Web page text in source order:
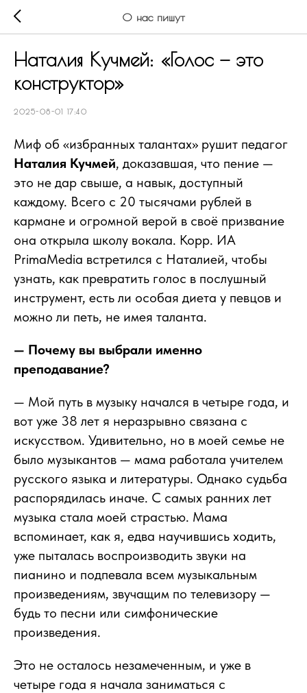
О нас пишут
Наталия Кучмей: «Голос — это
конструктор»
2025-08-01 17:40
Миф об «избранных талантах» рушит педагог
Наталия Кучмей, доказавшая, что пение —
это не дар свыше, а навык, доступный
каждому. Всего с 20 тысячами рублей в
кармане и огромной верой в своё призвание
она открыла школу вокала. Корр. ИА
PrimaMedia встретился с Наталией, чтобы
узнать, как превратить голос в послушный
инструмент, есть ли особая диета у певцов и
можно ли петь, не имея таланта.
— Почему вы выбрали именно
преподавание?
— Мой путь в музыку начался в четыре года, и
вот уже 38 лет я неразрывно связана с
искусством. Удивительно, но в моей семье не
было музыкантов — мама работала учителем
русского языка и литературы. Однако судьба
распорядилась иначе. С самых ранних лет
музыка стала моей страстью. Мама
вспоминает, как я, едва научившись ходить,
уже пыталась воспроизводить звуки на
пианино и подпевала всем музыкальным
произведениям, звучащим по телевизору —
будь то песни или симфонические
произведения.
Это не осталось незамеченным, и уже в
четыре года я начала заниматься с